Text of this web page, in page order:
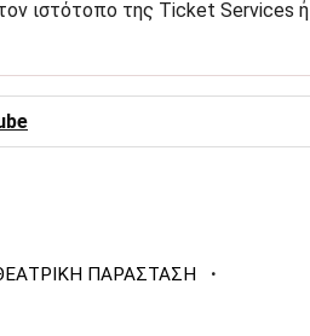
ιστότοπο της Ticket Services ή
ΠΑΡΑΣΤΑΣΗ ·